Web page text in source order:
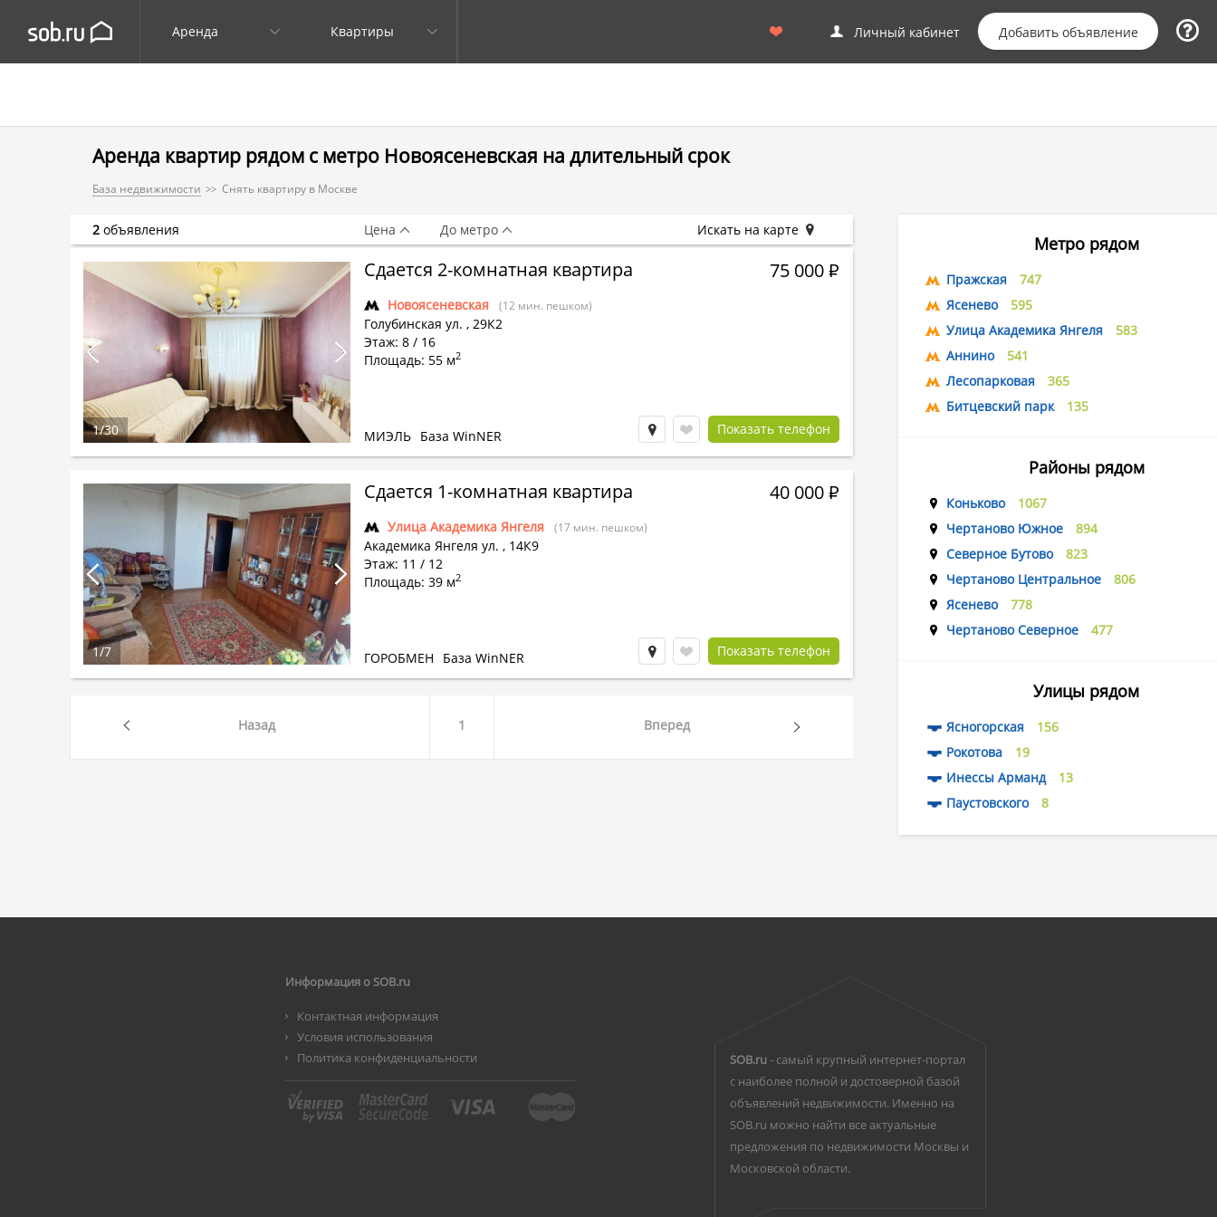
Аренда Квартиры Личный кабинет Добавить объявление
Аренда квартир рядом с метро Новоясеневская на длительный срок
База недвижимости Снять квартиру в Москве
Сдается 2-комнатная квартира
Новоясеневская (12 мин. пешком)
Голубинская ул. , 29К2
Этаж: 8 / 16
Площадь: 55 м2
75 000Р
МИЭЛЬ База WinNER Показать телефон
1/30
Сдается 1-комнатная квартира
Улица Академика Янгеля (17 мин. пешком)
Академика Янгеля ул. , 14К9
Этаж: 11 / 12
Площадь: 39 м2
40 000Р
ГОРОБМЕН База WinNER Показать телефон
1/7
2 объявления Цена До метро Искать на карте
Метро рядом
Пражская
747
Ясенево
595
Улица Академика Янгеля
583
Аннино
541
Лесопарковая
365
Битцевский парк
135
Районы рядом
Коньково
1067
Чертаново Южное
894
Северное Бутово
823
Чертаново Центральное
806
Ясенево
778
Чертаново Северное
477
Улицы рядом
Ясногорская
156
Рокотова
19
Инессы Арманд
13
Паустовского
8
Назад 1 Вперед
Информация о SOB.ru
Контактная информация
Условия использования
Политика конфиденциальности
SOB.ru- самый крупный интернет-портал
с наиболее полной и достоверной базой
объявлений недвижимости. Именно на
SOB.ru можно найти все актуальные
предложения по недвижимости Москвы и
Московской области.